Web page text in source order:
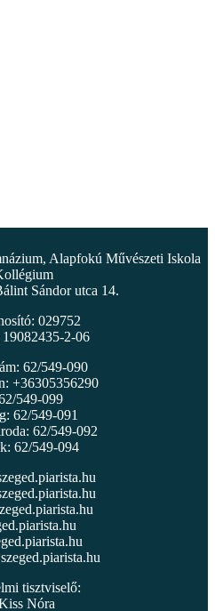
Alapfokú Művészeti Iskola
Sándor utca 14.
029752
2-06
62/549-090
+36305356290
549-099
62/549-091
62/549-092
62/549-094
tisztviselő:
Nóra